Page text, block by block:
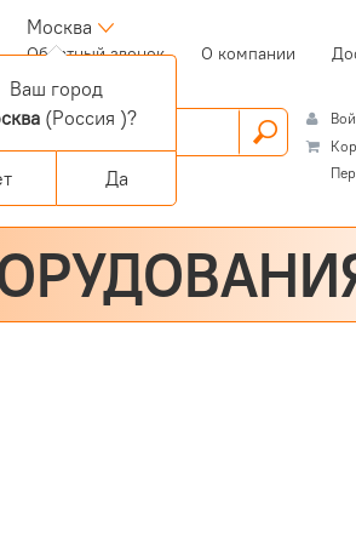
Москва
Обратный звонок(current)О компании
Ваш город
(Россия )?
Да